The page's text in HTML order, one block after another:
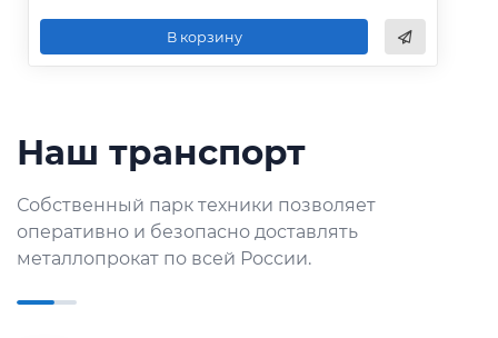
В корзину
Наш транспорт
Собственный парк техники позволяет
оперативно и безопасно доставлять
металлопрокат по всей России.